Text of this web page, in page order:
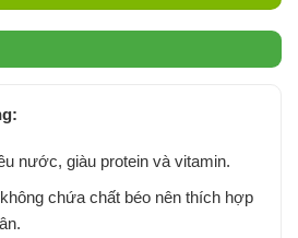
nước, giàu protein và vitamin.
chứa chất béo nên thích hợp